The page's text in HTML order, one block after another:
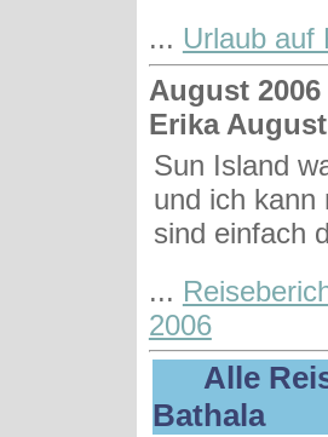
... Urlaub auf
August
Erika
Sun Island
und ich kann
sind einfach
...
2006
Alle
Bathala